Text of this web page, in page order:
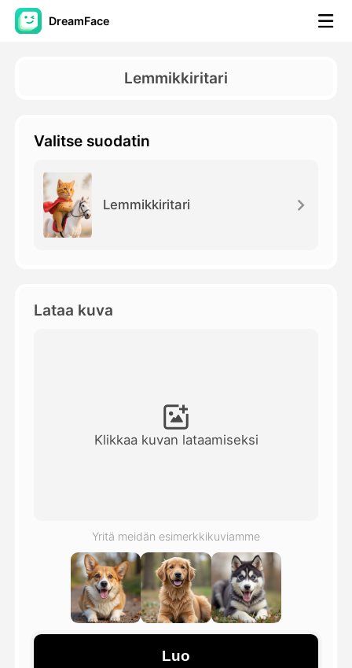
DreamFace
Video
Kuvaus
Muut työkalut
Näytä kaikki mallit
Lemmikkiritari
Valitse suodatin
Lemmikkiritari
Lataa kuva
Klikkaa kuvan lataamiseksi
Yritä meidän esimerkkikuviamme
Luo